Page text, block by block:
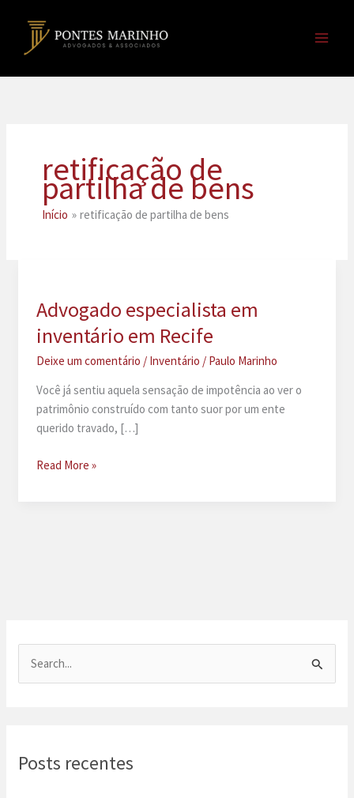
retificação de
partilha de bens
Início retificação de partilha de bens
Advogado especialista em
inventário em Recife
Deixe um comentário / Inventário / Paulo Marinho
Você já sentiu aquela sensação de impotência ao ver o
patrimônio construído com tanto suor por um ente
querido travado, […]
Advogado
Read More »
iPosts recentes